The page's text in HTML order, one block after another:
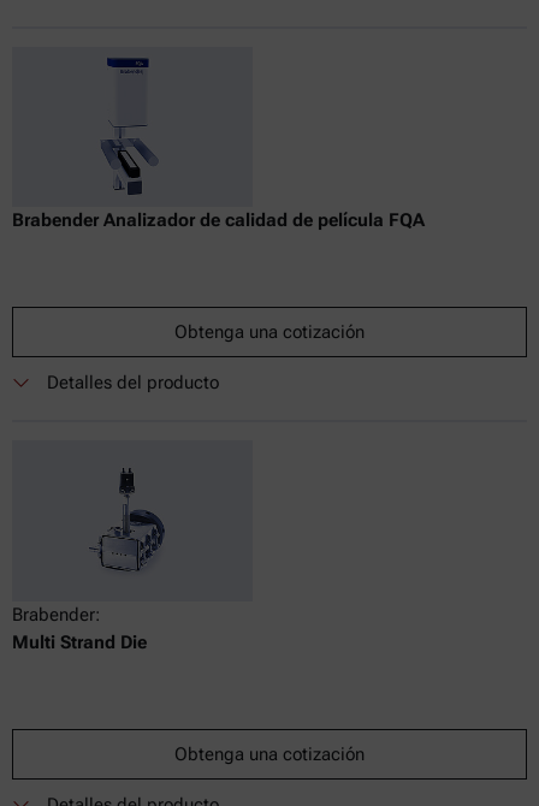
Brabender Analizador de calidad de película FQA
Obtenga una cotización
Detalles del producto
Brabender:
Multi Strand Die
Obtenga una cotización